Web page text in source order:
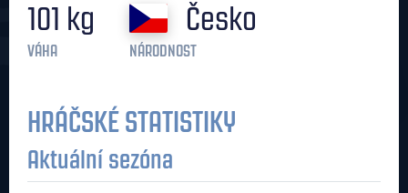
101 kg
VÁHA
Česko
NÁRODNOST
HRÁČSKÉ STATISTIKY
Aktuální sezóna